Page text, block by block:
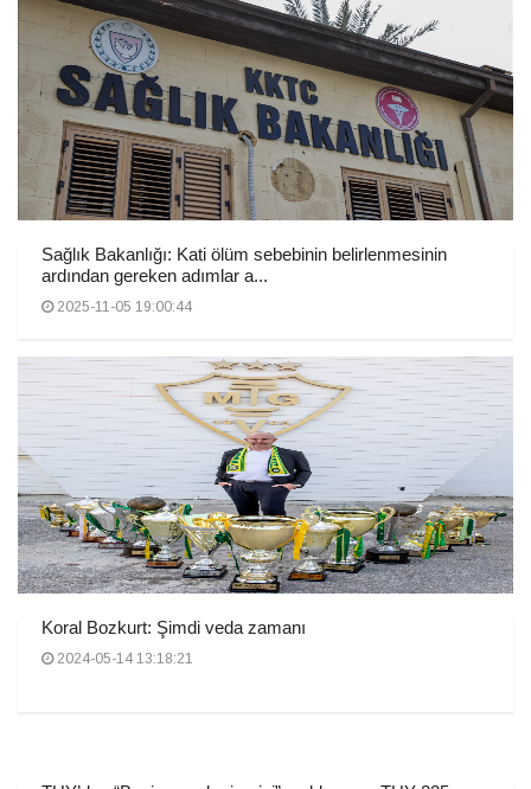
Sağlık Bakanlığı: Kati ölüm sebebinin belirlenmesinin
ardından gereken adımlar a...
2025-11-05 19:00:44
Koral Bozkurt: Şimdi veda zamanı
2024-05-14 13:18:21